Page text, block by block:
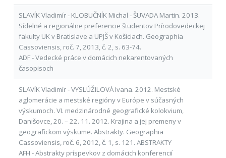
SLAVÍK Vladimír - KLOBUČNÍK Michal - ŠUVADA Martin. 2013.
Sídelné a regionálne preferencie študentov Prírodovedeckej
fakulty UK v Bratislave a UPJŠ v Košiciach. Geographia
Cassoviensis, roč. 7, 2013, č. 2, s. 63-74.
ADF - Vedecké práce v domácich nekarentovaných
časopisoch
SLAVÍK Vladimír - VYSLÚŽILOVÁ Ivana. 2012. Mestské
aglomerácie a mestské regióny v Európe v súčasných
výskumoch. VI. medzinárodné geografické kolokvium,
Danišovce, 20. – 22. 11. 2012. Krajina a jej premeny v
geografickom výskume. Abstrakty. Geographia
Cassoviensis, roč. 6, 2012, č. 1, s. 121. ABSTRAKTY
AFH - Abstrakty príspevkov z domácich konferencií